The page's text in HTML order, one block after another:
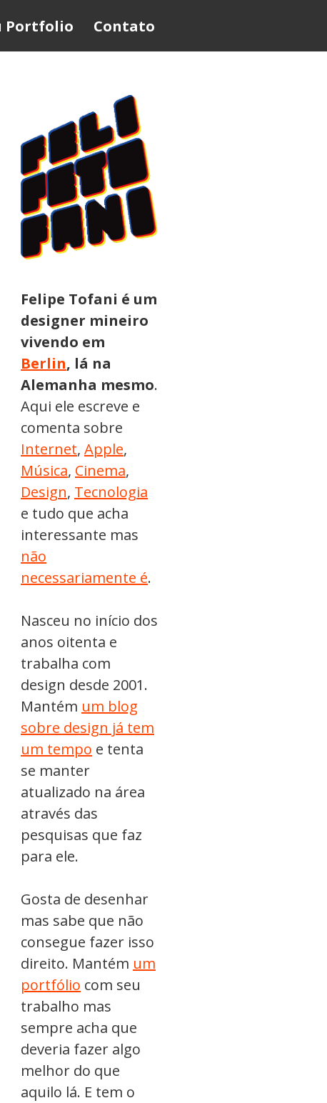
Portfolio Contato
Felipe Tofani é um
designer mineiro
vivendo em
Berlin, lá na
Alemanha mesmo.
Aqui ele escreve e
comenta sobre
Internet, Apple,
Música, Cinema,
Design, Tecnologia
e tudo que acha
interessante mas
não
necessariamente é.
Nasceu no início dos
anos oitenta e
trabalha com
design desde 2001.
Mantém um blog
sobre design já tem
um tempo e tenta
se manter
atualizado na área
através das
pesquisas que faz
para ele.
Gosta de desenhar
mas sabe que não
consegue fazer isso
direito. Mantém um
portfólio com seu
trabalho mas
sempre acha que
deveria fazer algo
melhor do que
aquilo lá. E tem o